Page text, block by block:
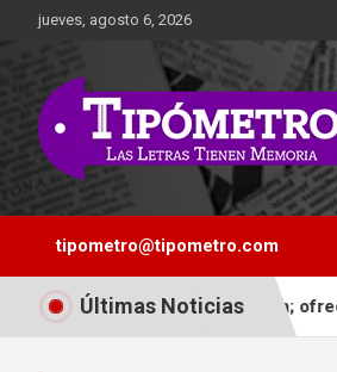
Saltarjueves, agosto 6, 2026
Tipometro
Las Letras Tienen Memoria
tipometro@tipometro.com
Últimas Noticias
de la frontera; ofrece 100 mdd